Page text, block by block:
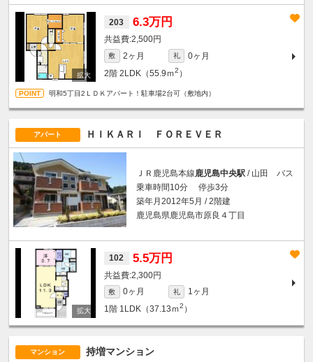
203 6.3万円
2,500円
敷 2ヶ月 礼
0ヶ月
2階 2LDK（55.9ｍ2 ）
明和5丁目2ＬＤＫアパート！駐車場2台可（敷地内）
アパート ＨＩＫＡＲＩ ＦＯＲＥＶＥＲ
ＪＲ鹿児島本線鹿児島中央駅 / 山田 バス
乗車時間10分 停歩3分
築年月2012年5月 / 2階建
鹿児島県鹿児島市原良４丁目
102 5.5万円
2,300円
敷 0ヶ月 礼
1ヶ月
1階 1LDK（37.13ｍ2 ）
マンション 持増マンション